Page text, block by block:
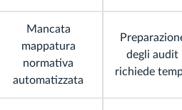
Mancata
mappatura
normativa
automatizzata
degli audit
richiede